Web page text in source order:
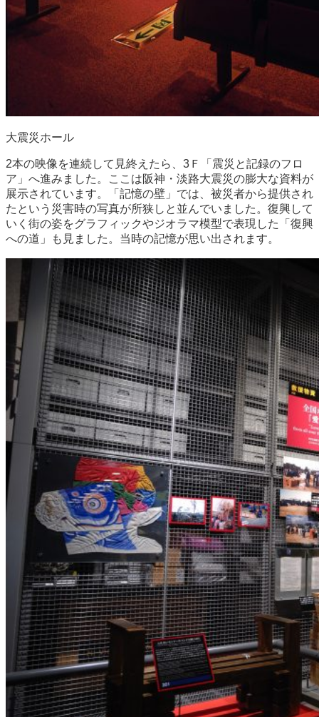
大震災ホール
2本の映像を連続して見終えたら、3Ｆ「震災と記録のフロ
ア」へ進みました。ここは阪神・淡路大震災の膨大な資料が
展示されています。「記憶の壁」では、被災者から提供され
たという災害時の写真が所狭しと並んでいました。復興して
いく街の姿をグラフィックやジオラマ模型で表現した「復興
への道」も見ました。当時の記憶が思い出されます。